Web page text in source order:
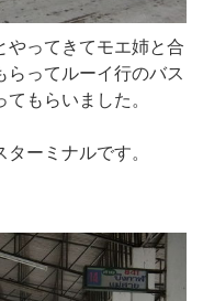
ってきてモエ姉と合
らってルーイ行のバス
もらいました。
ーミナルです。